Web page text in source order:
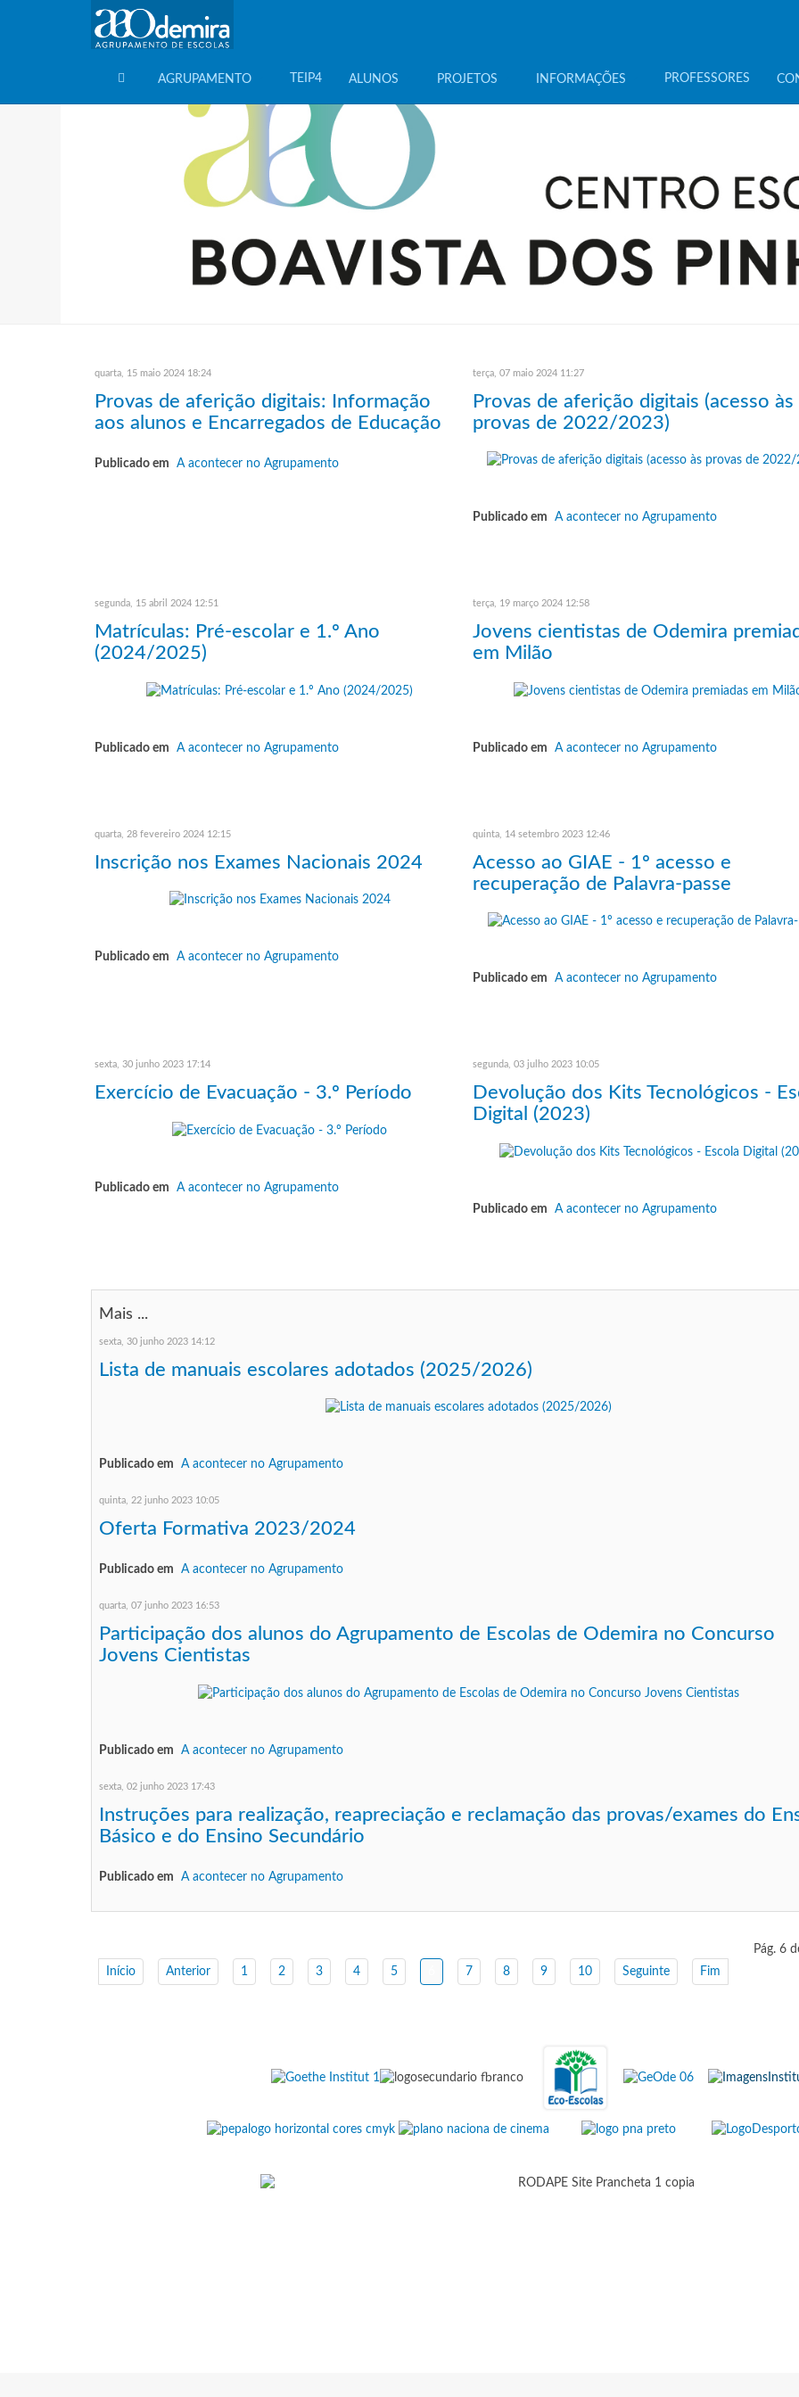
AGRUPAMENTO TEIP4 ALUNOS PROJETOS INFORMAÇÕES PROFESSORES
quarta, 15 maio 2024 18:24
Provas de aferição digitais: Informação
aos alunos e Encarregados de Educação
Publicado em A acontecer no Agrupamento
terça, 07 maio 2024 11:27
Provas de aferição digitais (acesso às
provas de 2022/2023)
Publicado em A acontecer no Agrupamento
segunda, 15 abril 2024 12:51
Matrículas: Pré-escolar e 1.º Ano
(2024/2025)
Publicado em A acontecer no Agrupamento
terça, 19 março 2024 12:58
Jovens cientistas de Odemira
em Milão
Publicado em A acontecer no Agrupamento
quarta, 28 fevereiro 2024 12:15
Inscrição nos Exames Nacionais 2024
Publicado em A acontecer no Agrupamento
quinta, 14 setembro 2023 12:46
Acesso ao GIAE - 1º acesso e
recuperação de Palavra-passe
Publicado em A acontecer no Agrupamento
sexta, 30 junho 2023 17:14
Exercício de Evacuação - 3.º Período
Publicado em A acontecer no Agrupamento
segunda, 03 julho 2023 10:05
Devolução dos Kits Tecnológicos -
Digital (2023)
Publicado em A acontecer no Agrupamento
Mais ...
sexta, 30 junho 2023 14:12
Lista de manuais escolares adotados (2025/2026)
Publicado em A acontecer no Agrupamento
quinta, 22 junho 2023 10:05
Oferta Formativa 2023/2024
Publicado em A acontecer no Agrupamento
quarta, 07 junho 2023 16:53
Participação dos alunos do Agrupamento de Escolas de Odemira no Concurso
Jovens Cientistas
Publicado em A acontecer no Agrupamento
sexta, 02 junho 2023 17:43
Instruções para realização, reapreciação e reclamação das provas/exames do
Básico e do Ensino Secundário
Publicado em A acontecer no Agrupamento
Início Anterior 1 2 3 4 5 7 8 9 10 Seguinte Fim
Pág. 6